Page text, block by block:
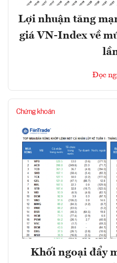
Lợi nhuận tăng
giá VN-Index về
Đọc
Chứng khoán
Khối ngoại đẩy